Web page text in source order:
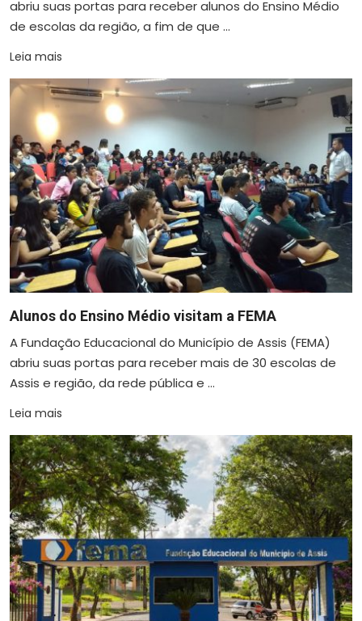
abriu suas portas para receber alunos do Ensino Médio
de escolas da região, a fim de que ...
Leia mais
Alunos do Ensino Médio visitam a FEMA
A Fundação Educacional do Município de Assis (FEMA)
abriu suas portas para receber mais de 30 escolas de
Assis e região, da rede pública e ...
Leia mais